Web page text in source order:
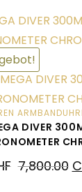
DIVER
7,800.00